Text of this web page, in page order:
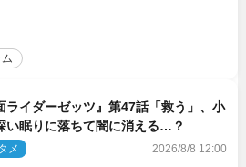
ライダーゼッツ』第47話「救う」、小
い眠りに落ちて闇に消える…？
メ 2026/8/8 12:00